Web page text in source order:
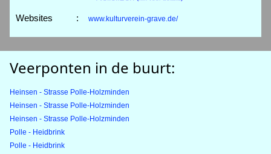
Websites : www.kulturverein-grave.de/
Veerponten in de buurt:
Heinsen - Strasse Polle-Holzminden
Heinsen - Strasse Polle-Holzminden
Heinsen - Strasse Polle-Holzminden
Polle - Heidbrink
Polle - Heidbrink